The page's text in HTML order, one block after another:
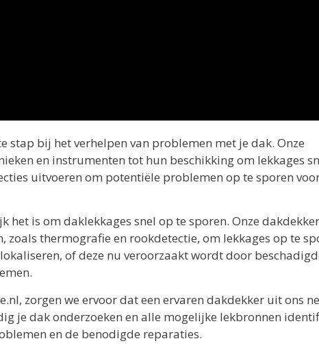
stap bij het verhelpen van problemen met je dak. Onze
en instrumenten tot hun beschikking om lekkages
uitvoeren om potentiële problemen op te sporen
is om daklekkages snel op te sporen. Onze
thermografie en rookdetectie, om lekkages op te
of deze nu veroorzaakt wordt door
zorgen we ervoor dat een ervaren dakdekker uit ons
je dak onderzoeken en alle mogelijke lekbronnen
en de benodigde reparaties.